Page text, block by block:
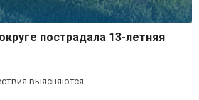
пострадала 13-летняя
выясняются